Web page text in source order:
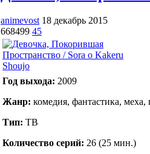
animevost 18 декабрь 2015
668499 45
Год выхода: 2009
Жанр: комедия, фантастика, меха,
Тип: ТВ
Количество серий: 26 (25 мин.)